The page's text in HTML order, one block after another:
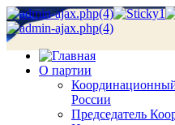
О партии
России
Председатель